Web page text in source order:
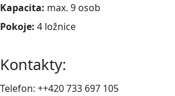
Kapacita: max. 9 osob
Pokoje: 4 ložnice
Kontakty:
Telefon: ++420 733 697 105